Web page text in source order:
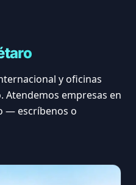
y oficinas
empresas en
— escríbenos o